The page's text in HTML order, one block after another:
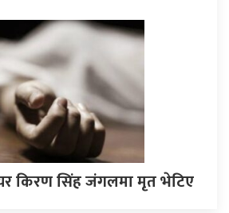
किरण सिंह जंगलमा मृत भेटिए